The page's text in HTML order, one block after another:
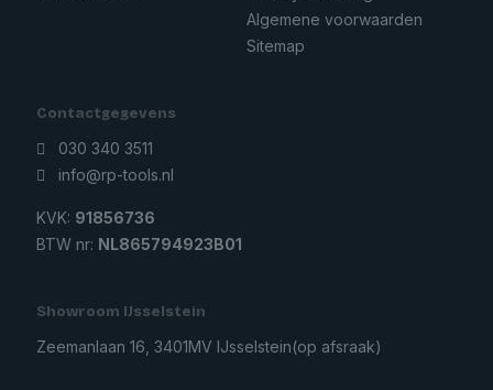
Algemene voorwaarden
Sitemap
Contactgegevens
030 340 3511
info@rp-tools.nl
KVK: 91856736
BTW nr: NL865794923B01
Showroom IJsselstein
Zeemanlaan 16, 3401MV IJsselstein(op afsraak)